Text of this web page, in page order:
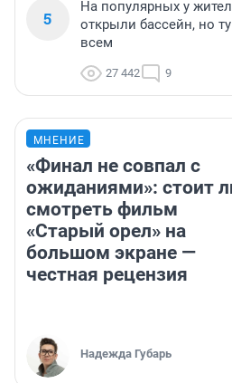
5
На популярных у
открыли бассейн, но
всем
27 442 9
МНЕНИЕ
«Финал не совпал с
ожиданиями»: стоит
смотреть фильм
«Старый орел» на
большом экране —
честная рецензия
Надежда Губарь